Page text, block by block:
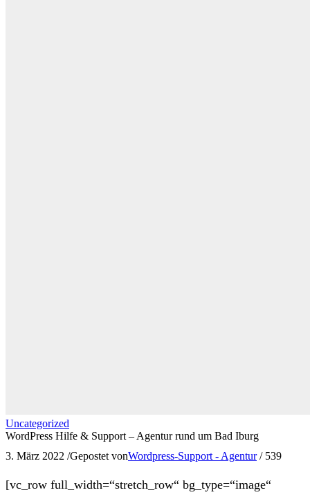
Uncategorized
WordPress Hilfe & Support – Agentur rund um Bad Iburg
3. März 2022 /Gepostet vonWordpress-Support - Agentur / 539
[vc_row full_width=“stretch_row“ bg_type=“image“